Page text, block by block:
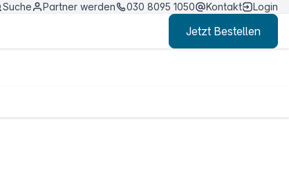
Suche Partner werden 030 8095 1050 Kontakt Login
Jetzt Bestellen